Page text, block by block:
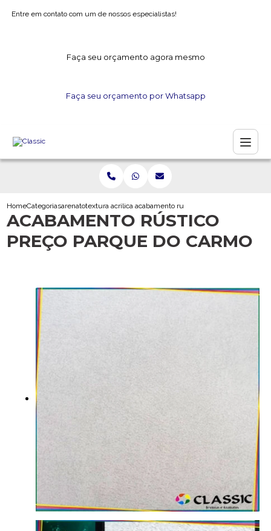
Entre em contato com um de nossos especialistas!
Faça seu orçamento agora mesmo
Faça seu orçamento por Whatsapp
HomeCategoriasarenatotextura acrilica arenatoacabamento rustico preco parque do
ACABAMENTO RÚSTICO
PREÇO PARQUE DO CARMO